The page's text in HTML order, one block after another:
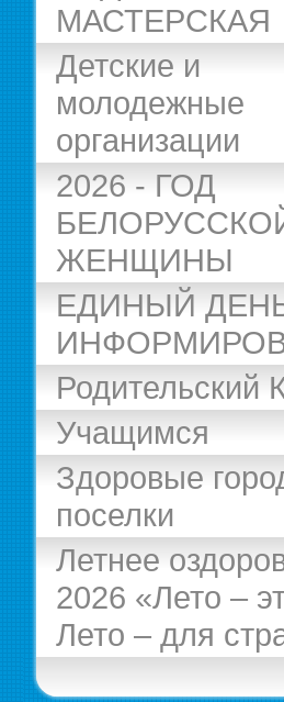
МАСТЕРСКАЯ
Детские и
молодежные
организации
2026 - ГОД
ЖЕНЩИНЫ
ЕДИНЫЙ
Родительский
Учащимся
Здоровые
поселки
Летнее
2026 «Лето –
Лето – для